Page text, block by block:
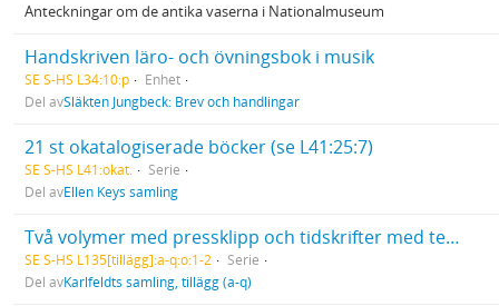
Anteckningar om de antika vaserna i Nationalmuseum
Handskriven läro- och övningsbok i musik
SE S-HS L34:10:p
Enhet
Del avSläkten Jungbeck: Brev och handlingar
21 st okatalogiserade böcker (se L41:25:7)
SE S-HS L41:okat.
Serie
Del avEllen Keys samling
Två volymer med pressklipp och tidskrifter med texter av och om Karlfeldt
SE S-HS L135[tillägg]:a-q:o:1-2
Serie
Del avKarlfeldts samling, tillägg (a-q)